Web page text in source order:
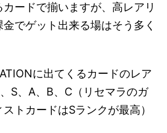
ードで揃いますが、高レアリ
でゲット出来る場はそう多く
に出てくるカードのレア
S、A、B、C（リセマラのガ
トカードはSランクが最高）